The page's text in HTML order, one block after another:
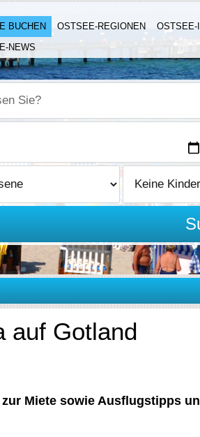
BUCHEN OSTSEE-REGIONEN OSTSEE-
NEWS
Sie?
auf Gotland
Miete sowie Ausflugstipps